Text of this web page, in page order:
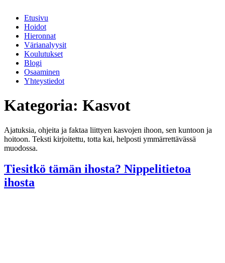
Etusivu
Hoidot
Hieronnat
Värianalyysit
Koulutukset
Blogi
Osaaminen
Yhteystiedot
Kategoria: Kasvot
Ajatuksia, ohjeita ja faktaa liittyen kasvojen ihoon, sen kuntoon ja
hoitoon. Teksti kirjoitettu, totta kai, helposti ymmärrettävässä
muodossa.
Tiesitkö tämän ihosta? Nippelitietoa
ihosta